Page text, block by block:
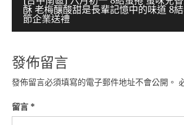
覽
酥 老梅釀酸甜是長輩記憶中的味道 8
節企業送禮
發佈留言
發佈留言必須填寫的電子郵件地址不會公開。
留言 *